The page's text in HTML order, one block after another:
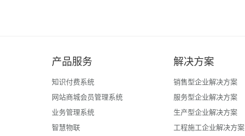
产品服务
知识付费系统
网站商城会员管理系统
业务管理系统
智慧物联
解决方案
销售型企业解决方案
服务型企业解决方案
生产型企业解决方案
工程施工企业解决方案